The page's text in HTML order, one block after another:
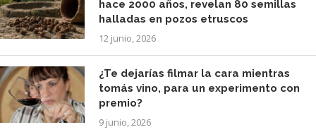
hace 2000 años, revelan 80 semillas
halladas en pozos etruscos
12 junio, 2026
¿Te dejarías filmar la cara mientras
tomás vino, para un experimento con
premio?
9 junio, 2026